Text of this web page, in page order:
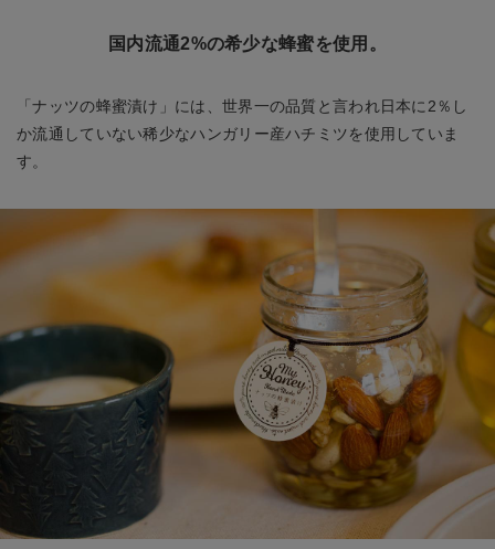
国内流通2%の希少な蜂蜜を使用。
「ナッツの蜂蜜漬け」には、世界一の品質と言われ日本に2％し
か流通していない稀少なハンガリー産ハチミツを使用していま
す。